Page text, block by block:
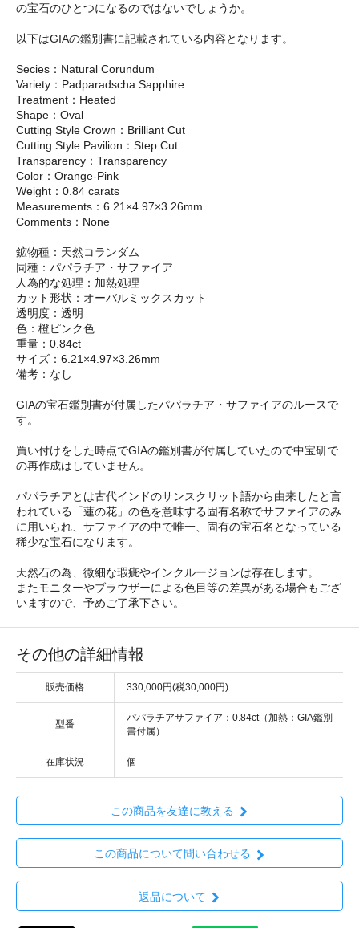
の宝石のひとつになるのではないでしょうか。
以下はGIAの鑑別書に記載されている内容となります。
Secies：Natural Corundum
Variety：Padparadscha Sapphire
Treatment：Heated
Shape：Oval
Cutting Style Crown：Brilliant Cut
Cutting Style Pavilion：Step Cut
Transparency：Transparency
Color：Orange-Pink
Weight：0.84 carats
Measurements：6.21×4.97×3.26mm
Comments：None
鉱物種：天然コランダム
同種：パパラチア・サファイア
人為的な処理：加熱処理
カット形状：オーバルミックスカット
透明度：透明
色：橙ピンク色
重量：0.84ct
サイズ：6.21×4.97×3.26mm
備考：なし
GIAの宝石鑑別書が付属したパパラチア・サファイアのルースで
す。
買い付けをした時点でGIAの鑑別書が付属していたので中宝研で
の再作成はしていません。
パパラチアとは古代インドのサンスクリット語から由来したと言
われている「蓮の花」の色を意味する固有名称でサファイアのみ
に用いられ、サファイアの中で唯一、固有の宝石名となっている
稀少な宝石になります。
天然石の為、微細な瑕疵やインクルージョンは存在します。
またモニターやブラウザーによる色目等の差異がある場合もござ
いますので、予めご了承下さい。
その他の詳細情報
販売価格 330,000円(税30,000円)
型番
パパラチアサファイア：0.84ct（加熱：GIA鑑別
書付属）
在庫状況 個
この商品を友達に教える
この商品について問い合わせる
返品について